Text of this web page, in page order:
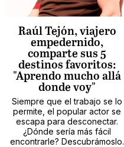
Raúl Tejón, viajero
empedernido,
comparte sus 5
destinos favoritos:
"Aprendo mucho allá
donde voy"
Siempre que el trabajo se lo
permite, el popular actor se
escapa para desconectar.
¿Dónde sería más fácil
encontrarle? Descubrámoslo.